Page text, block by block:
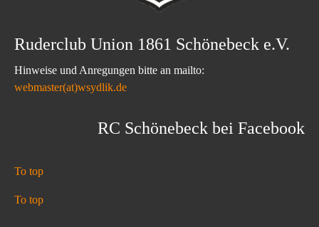
Ruderclub Union 1861 Schönebeck e.V.
Hinweise und Anregungen bitte an mailto:
webmaster(at)wsydlik.de
RC Schönebeck bei Facebook
To top
To top